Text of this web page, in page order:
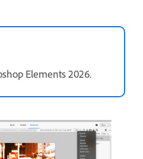
Elements 2026.